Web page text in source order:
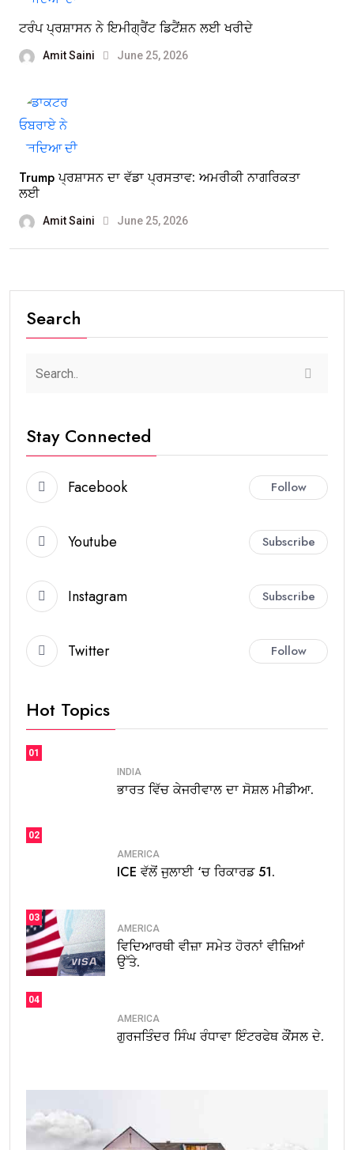
ਟਰੰਪ ਪ੍ਰਸ਼ਾਸਨ ਨੇ ਇਮੀਗ੍ਰੈਂਟ ਡਿਟੈਂਸ਼ਨ ਲਈ ਖਰੀਦੇ
Amit Saini June 25, 2026
Trump ਪ੍ਰਸ਼ਾਸਨ ਦਾ ਵੱਡਾ ਪ੍ਰਸਤਾਵ: ਅਮਰੀਕੀ ਨਾਗਰਿਕਤਾ
ਲਈ
Amit Saini June 25, 2026
Search
Stay Connected
Facebook Follow
Youtube Subscribe
Instagram Subscribe
Twitter Follow
Hot Topics
01
INDIA
ਭਾਰਤ ਵਿੱਚ ਕੇਜਰੀਵਾਲ ਦਾ ਸੋਸ਼ਲ ਮੀਡੀਆ.
02
AMERICA
ICE ਵੱਲੋਂ ਜੁਲਾਈ ‘ਚ ਰਿਕਾਰਡ 51.
03
AMERICA
ਵਿਦਿਆਰਥੀ ਵੀਜ਼ਾ ਸਮੇਤ ਹੋਰਨਾਂ ਵੀਜ਼ਿਆਂ
ਉੱਤੇ.
04
AMERICA
ਗੁਰਜਤਿੰਦਰ ਸਿੰਘ ਰੰਧਾਵਾ ਇੰਟਰਫੇਥ ਕੌਂਸਲ ਦੇ.